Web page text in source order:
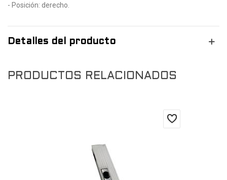
- Posición: derecho.
Detalles del producto
PRODUCTOS RELACIONADOS